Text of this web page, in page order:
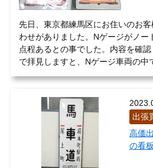
先日、東京都練馬区にお住いのお
わせがありました。Nゲージがノー
点程あるとの事でした。内容を確
で拝見しますと、Nゲージ車両の中
出張
高価
の看